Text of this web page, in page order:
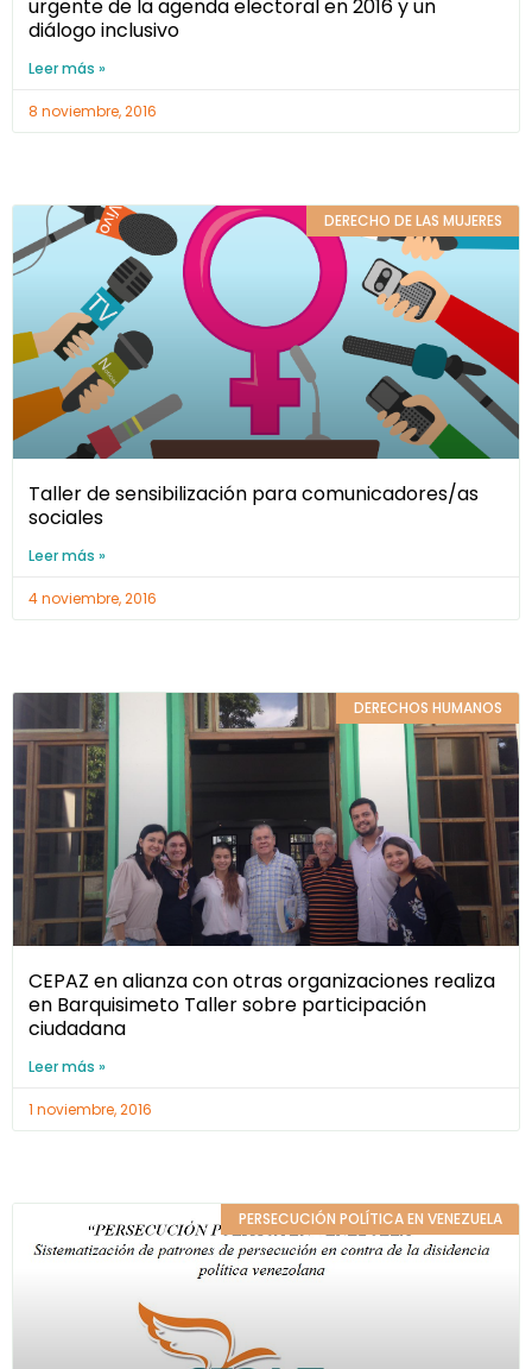
urgente de la agenda electoral en 2016 y un
diálogo inclusivo
Leer más »
8 noviembre, 2016
DERECHO DE LAS MUJERES
Taller de sensibilización para comunicadores/as
sociales
Leer más »
4 noviembre, 2016
DERECHOS HUMANOS
CEPAZ en alianza con otras organizaciones realiza
en Barquisimeto Taller sobre participación
ciudadana
Leer más »
1 noviembre, 2016
PERSECUCIÓN POLÍTICA EN VENEZUELA